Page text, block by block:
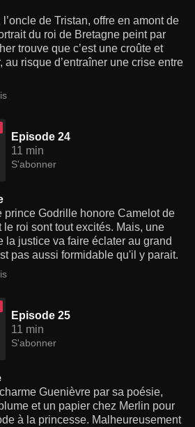
de Tristan, offre en amont de
du roi de Bretagne peint par
trouve que c’est une croûte et
au risque d’entraîner une crise entre
Episode 24
11 min
S'abonner
prince Godrille honore Camelot de
le roi sont tout excités. Mais, une
la justice va faire éclater au grand
pas aussi formidable qu'il y parait.
Episode 25
11 min
S'abonner
Guenièvre par sa poésie,
et un papier chez Merlin pour
à la princesse. Malheureusement